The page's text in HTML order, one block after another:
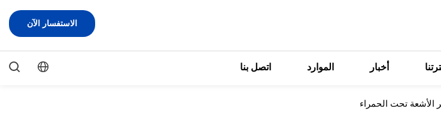
الاستفسار الآن
أخبار الموارد اتصل بنا
تحت الحمراء